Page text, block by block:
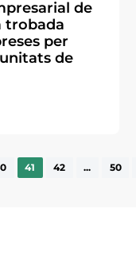
de
trobada
per
de
41 42 ... 50